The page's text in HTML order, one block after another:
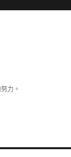
力。